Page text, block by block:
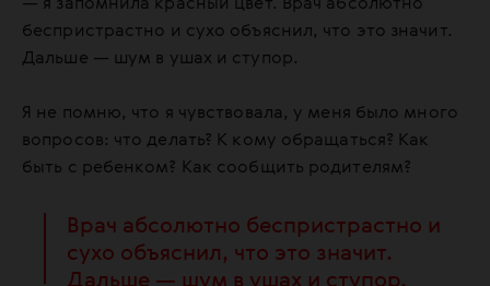
— я запомнила красный цвет. Врач абсолютно
беспристрастно и сухо объяснил, что это значит.
Дальше — шум в ушах и ступор.
Я не помню, что я чувствовала, у меня было много
вопросов: что делать? К кому обращаться? Как
быть с ребенком? Как сообщить родителям?
Врач абсолютно беспристрастно и
сухо объяснил, что это значит.